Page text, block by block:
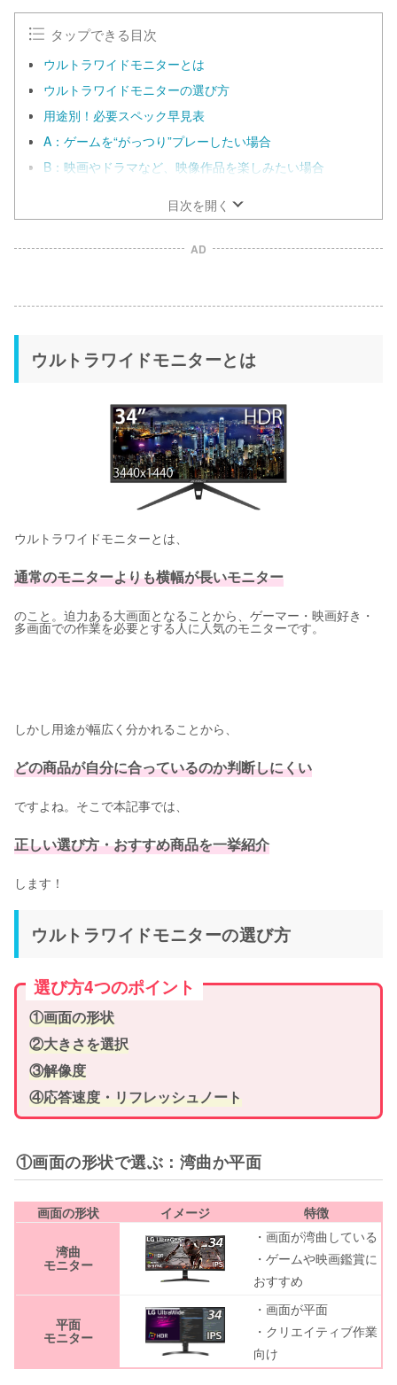
タップできる目次
ウルトラワイドモニターとは
ウルトラワイドモニターの選び方
用途別！必要スペック早見表
A：ゲームを“がっつり”プレーしたい場合
B：映画やドラマなど、映像作品を楽しみたい場合
目次を開く
AD
ウルトラワイドモニターとは
ウルトラワイドモニターとは、
通常のモニターよりも横幅が長いモニター
のこと。迫力ある大画面となることから、ゲーマー・映画好き・
多画面での作業を必要とする人に人気のモニターです。
しかし用途が幅広く分かれることから、
どの商品が自分に合っているのか判断しにくい
ですよね。そこで本記事では、
正しい選び方・おすすめ商品を一挙紹介
します！
ウルトラワイドモニターの選び方
選び方4つのポイント
①画面の形状
②大きさを選択
③解像度
④応答速度・リフレッシュノート
①画面の形状で選ぶ：湾曲か平面
画面の形状 イメージ 特徴
湾曲
モニター
・画面が湾曲している
・ゲームや映画鑑賞に
おすすめ
平面
モニター
・画面が平面
・クリエイティブ作業
向け